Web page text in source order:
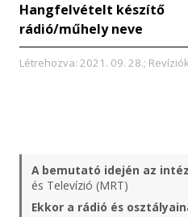
Hangfelvételt készítő
rádió/műhely neve
Létrehozva: 2021. 09. 28.;
A bemutató idején az
és Televízió (MRT)
Ekkor a rádió és